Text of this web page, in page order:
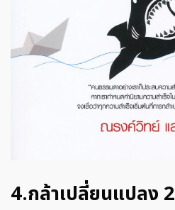
4.กล้าเปลี่ยนแปลง 2